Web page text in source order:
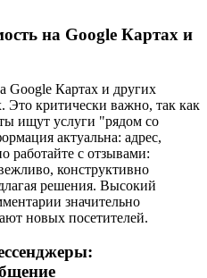
на Google Картах и
Google Картах и других
Это критически важно, так как
ищут услуги "рядом со
актуальна: адрес,
работайте с отзывами:
конструктивно
решения. Высокий
значительно
новых посетителей.